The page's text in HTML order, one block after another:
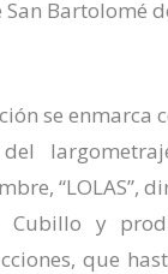
Bartolomé
se enmarca
“LOLAS”,
Cubillo y
, que